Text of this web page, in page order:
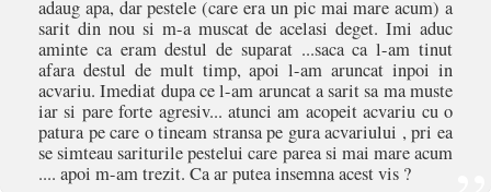
adaug apa, dar pestele (care era un pic mai mare acum) a
sarit din nou si m-a muscat de acelasi deget. Imi aduc
aminte ca eram destul de suparat ...saca ca l-am tinut
afara destul de mult timp, apoi l-am aruncat inpoi in
acvariu. Imediat dupa ce l-am aruncat a sarit sa ma muste
iar si pare forte agresiv... atunci am acopeit acvariu cu o
patura pe care o tineam stransa pe gura acvariului , pri ea
se simteau sariturile pestelui care parea si mai mare acum
.... apoi m-am trezit. Ca ar putea insemna acest vis ?